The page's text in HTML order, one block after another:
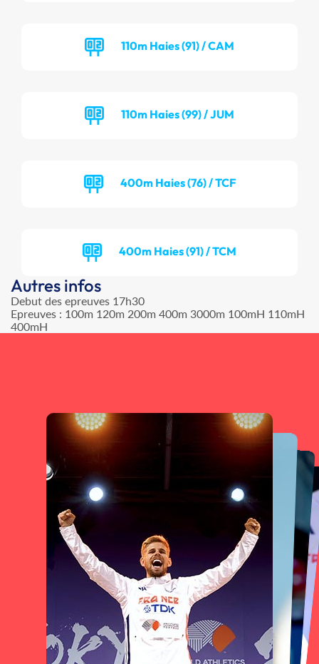
110m Haies (91) / CAM
110m Haies (99) / JUM
400m Haies (76) / TCF
400m Haies (91) / TCM
Autres infos
Debut des epreuves 17h30
Epreuves : 100m 120m 200m 400m 3000m 100mH 110mH
400mH